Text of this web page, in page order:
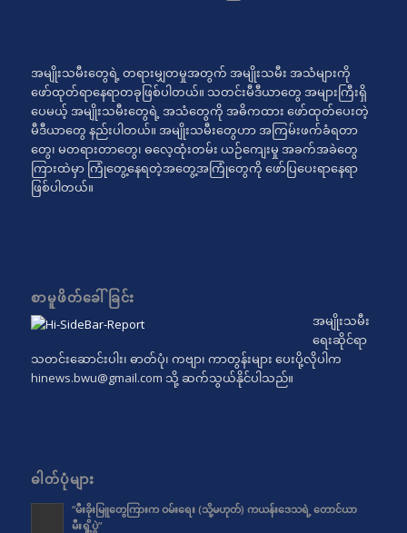
အမျိုးသမီးတွေရဲ့ တရားမျှတမှုအတွက် အမျိုးသမီး အသံများကို
ဖော်ထုတ်ရာနေရာတခုဖြစ်ပါတယ်။ သတင်းမီဒီယာတွေ အများကြီးရှိ
ပေမယ့် အမျိုးသမီးတွေရဲ့ အသံတွေကို အဓိကထား ဖော်ထုတ်ပေးတဲ့
မီဒီယာတွေ နည်းပါတယ်။ အမျိုးသမီးတွေဟာ အကြမ်းဖက်ခံရတာ
တွေ၊ မတရားတာတွေ၊ ဓလေ့ထုံးတမ်း ယဉ်ကျေးမှု အခက်အခဲတွေ
ကြားထဲမှာ ကြုံတွေ့နေရတဲ့အတွေ့အကြုံတွေကို ဖော်ပြပေးရာနေရာ
ဖြစ်ပါတယ်။
စာမူဖိတ်ခေါ်ခြင်း
အမျိုးသမီး
ရေးဆိုင်ရာ
သတင်းဆောင်းပါး၊ ဓာတ်ပုံ၊ ကဗျာ၊ ကာတွန်းများ ပေးပို့လိုပါက
hinews.bwu@gmail.com သို့ ဆက်သွယ်နိုင်ပါသည်။
ဓါတ်ပုံများ
“မီးခိုးမြူတွေကြားက ဝမ်းရေး (သို့မဟုတ်) ကယန်းဒေသရဲ့ တောင်ယာ
မီးရှို့ပွဲ”